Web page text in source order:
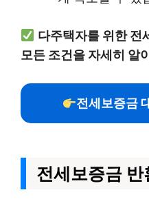
다주택자를 위한 전
모든 조건을 자세히 알
전세보증금
전세보증금